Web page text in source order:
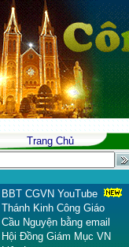
Trang Chủ
BBT CGVN YouTube
Thánh Kinh Công Giáo
Cầu Nguyện bằng email
Hội Đồng Giám Mục VN